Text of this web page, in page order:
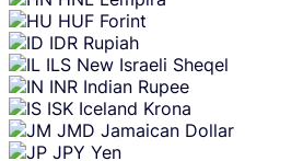
HUF Forint
IDR Rupiah
ILS New Israeli Sheqel
INR Indian Rupee
ISK Iceland Krona
JMD Jamaican Dollar
JPY Yen